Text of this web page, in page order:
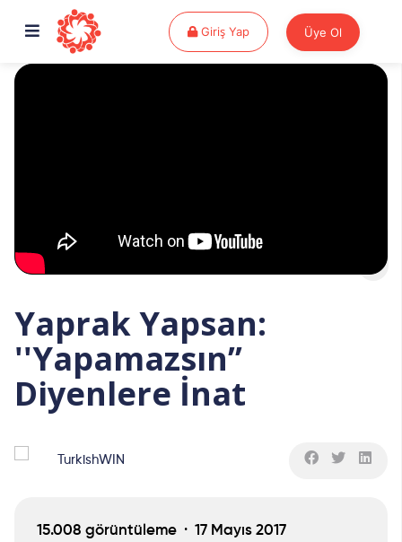
Giriş YapGiriş Yap Üye Ol
Yaprak Yapsan:
''Yapamazsın’’
Diyenlere İnat
TurkishWIN
15.008 görüntüleme · 17 Mayıs 2017